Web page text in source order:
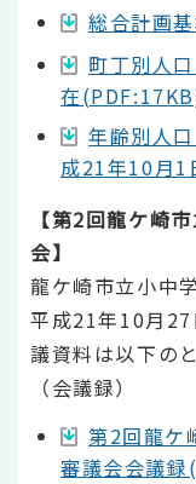
総合計画
町丁別人
在
年齢別人
成21年10月1
【第2回龍ケ崎
会】
龍ケ崎市立小中
平成21年10月
議資料は以下の
（会議録）
第2回龍ケ
審議会会議